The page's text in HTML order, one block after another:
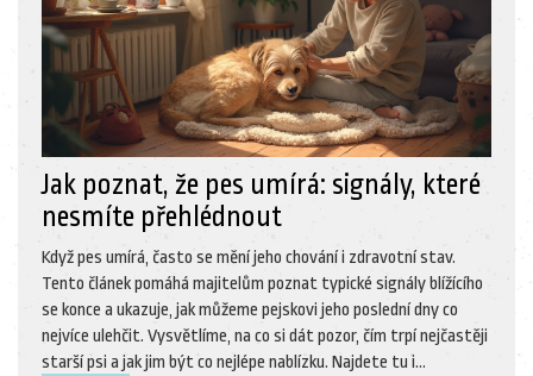
Jak poznat, že pes umírá: signály, které
nesmíte přehlédnout
Když pes umírá, často se mění jeho chování i zdravotní stav.
Tento článek pomáhá majitelům poznat typické signály blížícího
se konce a ukazuje, jak můžeme pejskovi jeho poslední dny co
nejvíce ulehčit. Vysvětlíme, na co si dát pozor, čím trpí nejčastěji
starší psi a jak jim být co nejlépe nablízku. Najdete tu i